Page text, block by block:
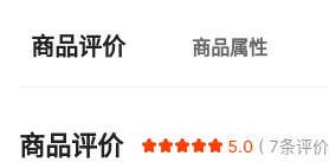
商品评价 商品属性
商品评价 5.0 7条评价